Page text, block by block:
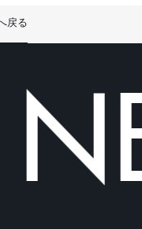
戻る